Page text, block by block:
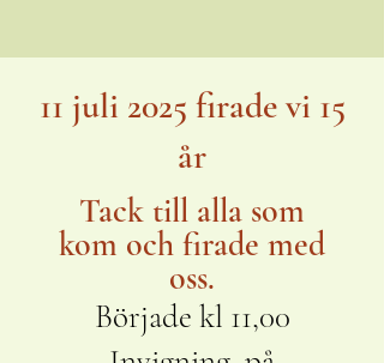
11 juli 2025 firade vi 15
år
Tack till alla som
kom och firade med
oss.​
Började kl 11,00